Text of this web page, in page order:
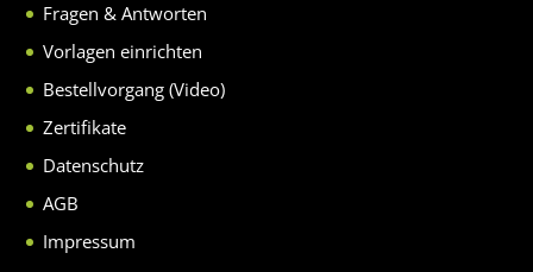
Fragen & Antworten
Vorlagen einrichten
Bestellvorgang (Video)
Zertifikate
Datenschutz
AGB
Impressum